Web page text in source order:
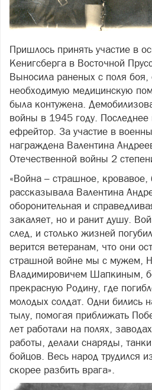
Пришлось принять участие в
Кенигсберга в Восточной
Выносила раненых с поля
необходимую медицинскую
была контужена.
войны в 1945 году. Последнее
ефрейтор. За участие в
награждена Валентина
Отечественной войны 2
«Война – страшное, кровавое,
рассказывала Валентина
оборонительная и
закаляет, но и ранит душу.
след, и столько жизней
верится ветеранам, что они
страшной войне мы с мужем,
Владимировичем Шапкиным,
прекрасную Родину, где
молодых солдат. Одни бились
тылу, помогая приближать
лет работали на полях,
работы, делали снаряды,
бойцов. Весь народ трудился
скорее разбить врага».